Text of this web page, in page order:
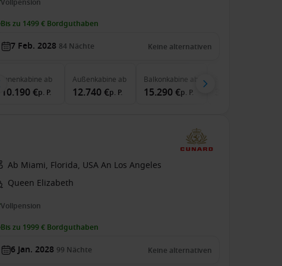
Bis zu 1499 € Bordguthaben
7 Feb. 2028 84 Nächte Keine alternativen
Innenkabine ab
10.190 €p. P.
Außenkabine ab
12.740 €p. P.
Balkonkabine ab
15.290 €p. P.
Ab Miami, Florida, USA An Los Angeles
Queen Elizabeth
Vollpension
Bis zu 1999 € Bordguthaben
6 Jan. 2028 99 Nächte Keine alternativen